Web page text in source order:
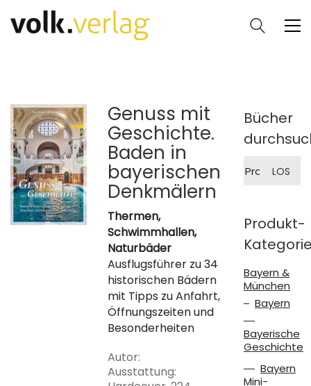
Genuss mit
Geschichte.
Baden in
bayerischen
Denkmälern
Thermen,
Schwimmhallen,
Naturbäder
Ausflugsführer zu 34
historischen Bädern
mit Tipps zu Anfahrt,
Öffnungszeiten und
Besonderheiten
Autor:
Ausstattung:
Bücher
nach:
LOS
Produkt-
Bayern &
München
Bayern
Bayerische
Geschichte
Bayern
Mini-